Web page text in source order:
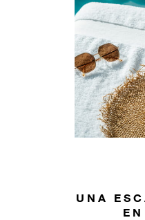
UNA